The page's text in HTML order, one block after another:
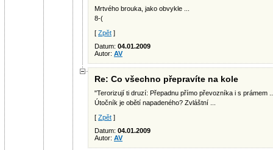
Mrtvého brouka, jako obvykle ...
8-(
[ Zpět ]
Datum: 04.01.2009
Autor: AV
Re: Co všechno přepravíte na kole
"Terorizují ti druzí: Přepadnu přímo převozníka i s prámem
Útočník je obětí napadeného? Zvláštní ...
[ Zpět ]
Datum: 04.01.2009
Autor: AV